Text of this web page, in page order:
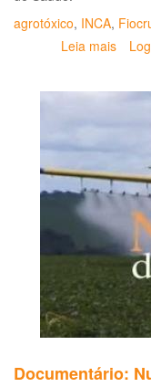
agrotóxico, INCA,
Leia mais sobre
fazem
mal
saúde
das
e
ao
meio
Documentário: